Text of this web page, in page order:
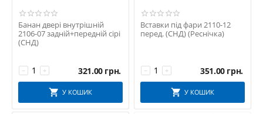
УКРАЇНА
Формула Світла
Банан двері внутрішній
2106-07 задній+передній сірі
(СНД)
+
− 321.00 грн.
У КОШИК
Вставки під фари 2110-12
перед. (СНД) (Реснічка)
+
− 351.00 грн.
У КОШИК